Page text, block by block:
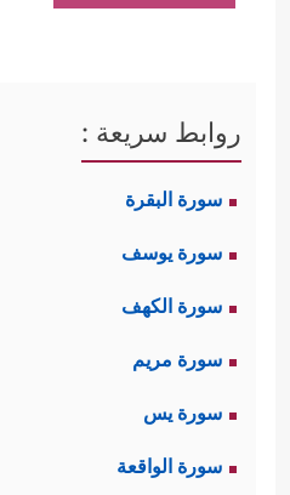
روابط سريعة :
سورة البقرة
سورة يوسف
سورة الكهف
سورة مريم
سورة يس
سورة الواقعة